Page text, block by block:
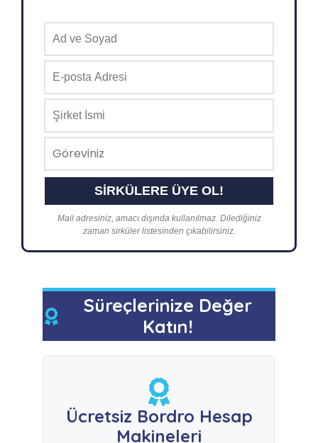
Mail adresiniz, amacı dışında kullanılmaz. Dilediğiniz
zaman sirküler listesinden çıkabilirsiniz.
Süreçlerinize Değer
Katın!
Ücretsiz Bordro Hesap
Makineleri